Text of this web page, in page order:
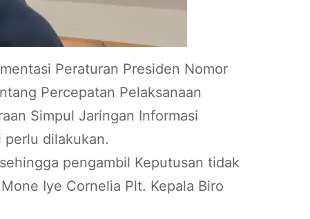
Peraturan Presiden Nomor
Percepatan Pelaksanaan
Simpul Jaringan Informasi
perlu dilakukan.
pengambil Keputusan tidak
Iye Cornelia Plt. Kepala Biro